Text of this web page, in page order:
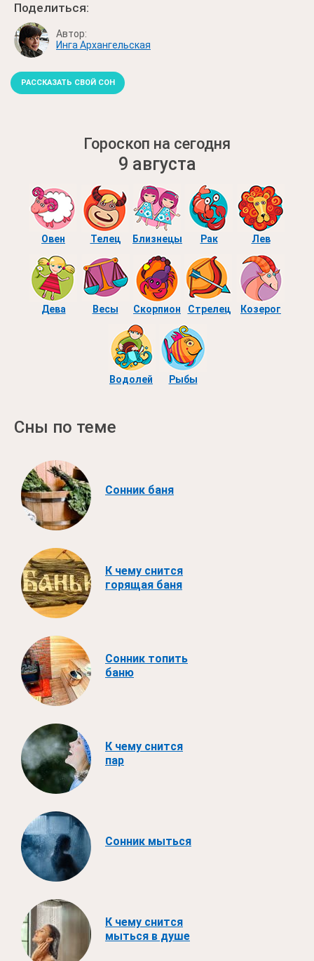
Поделиться:
Автор:
Инга Архангельская
РАССКАЗАТЬ СВОЙ СОН
Гороскоп на сегодня
9 августа
Овен Телец Близнецы Рак Лев
Дева Весы Скорпион Стрелец Козерог
Водолей Рыбы
Сны по теме
Сонник баня
К чему снится
горящая баня
Сонник топить
баню
К чему снится
пар
Сонник мыться
К чему снится
мыться в душе